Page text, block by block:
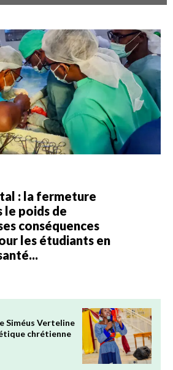
: la fermeture
le poids de
conséquences
les étudiants en
Siméus Verteline
chrétienne